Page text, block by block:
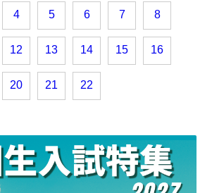
4 5 6 7 8
12 13 14 15 16
20 21 22